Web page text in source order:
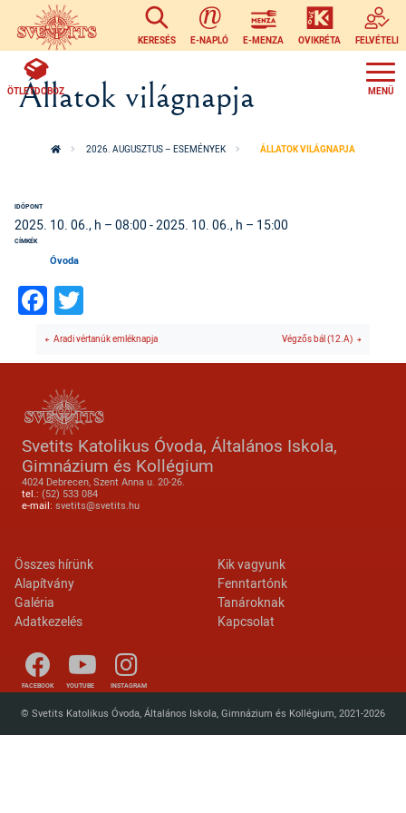
Ugrás a tartalomra
KERESÉS E-NAPLÓ E-MENZA OVIKRÉTA FELVÉTELI
ÖTLETDOBOZ
Állatok világnapja
2026. AUGUSZTUS – ESEMÉNYEK ÁLLATOK VILÁGNAPJA
IDŐPONT
2025. 10. 06., h – 08:00 -2025. 10. 06., h – 15:00
CÍMKÉK
Óvoda
Facebook
Aradi vértanúk emléknapja Végzős bál (12.A)
Svetits Katolikus Óvoda, Általános Iskola,
Gimnázium és Kollégium
4024 Debrecen, Szent Anna u. 20-26.
tel.: (52) 533 084
e-mail: svetits@svetits.hu
Lábléc 2
Összes hírünk
Alapítvány
Galéria
Adatkezelés
Footer menu
Kik vagyunk
Fenntartónk
Tanároknak
Kapcsolat
FACEBOOK YOUTUBE INSTAGRAM
© Svetits Katolikus Óvoda, Általános Iskola, Gimnázium és Kollégium, 2021-2026